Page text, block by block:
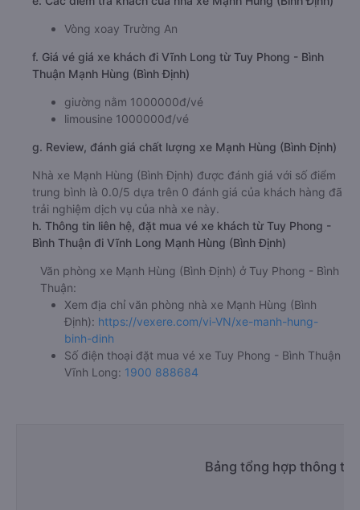
Vòng xoay Trường An
f. Giá vé giá xe khách đi Vĩnh Long từ Tuy Phong - Bình
Thuận Mạnh Hùng (Bình Định)
giường nằm 1000000đ/vé
limousine 1000000đ/vé
g. Review, đánh giá chất lượng xe Mạnh Hùng (Bình Định)
Nhà xe Mạnh Hùng (Bình Định) được đánh giá với số điểm
trung bình là 0.0/5 dựa trên 0 đánh giá của khách hàng đã
trải nghiệm dịch vụ của nhà xe này.
h. Thông tin liên hệ, đặt mua vé xe khách từ Tuy Phong -
Bình Thuận đi Vĩnh Long Mạnh Hùng (Bình Định)
Văn phòng xe Mạnh Hùng (Bình Định) ở Tuy Phong - Bình
Thuận:
Xem địa chỉ văn phòng nhà xe Mạnh Hùng (Bình
Định): https://vexere.com/vi-VN/xe-manh-hung-
binh-dinh
Số điện thoại đặt mua vé xe Tuy Phong - Bình Thuận
Vĩnh Long: 1900 888684
Bảng tổng hợp thông